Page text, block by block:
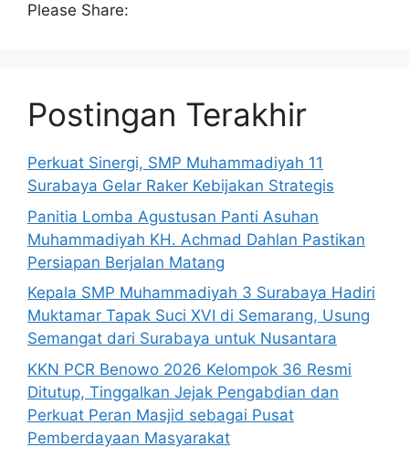
Please Share:
Postingan Terakhir
Perkuat Sinergi, SMP Muhammadiyah 11
Surabaya Gelar Raker Kebijakan Strategis
Panitia Lomba Agustusan Panti Asuhan
Muhammadiyah KH. Achmad Dahlan Pastikan
Persiapan Berjalan Matang
Kepala SMP Muhammadiyah 3 Surabaya Hadiri
Muktamar Tapak Suci XVI di Semarang, Usung
Semangat dari Surabaya untuk Nusantara
KKN PCR Benowo 2026 Kelompok 36 Resmi
Ditutup, Tinggalkan Jejak Pengabdian dan
Perkuat Peran Masjid sebagai Pusat
Pemberdayaan Masyarakat